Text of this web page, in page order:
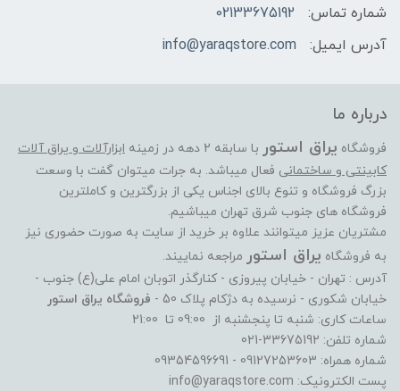
شماره تماس:
02133675192
آدرس ایمیل:
info@yaraqstore.com
درباره ما
فروشگاه یراق استور با سابقه 2 دهه در زمینه
ابزارآلات و یراق آلات
کابینتی و ساختمانی فعال میباشد. به جرات میتوان گفت با وسعت
بزرگ فروشگاه و تنوع بالای اجناس یکی از بزرگترین و کاملترین
فروشگاه های جنوب شرق تهران میباشیم.
مشتریان عزیز میتوانند علاوه بر خرید از سایت به صورت حضوری نیز
به فروشگاه یراق استور مراجعه نماییند.
آدرس : تهران - خیابان پیروزی - کنارگذر اتوبان امام علی(ع) جنوب -
خیابان شکوری - نرسیده به دژکام پلاک 50 -
فروشگاه یراق استور
ساعات کاری: شنبه تا پنجشنبه از 09:00 تا 21:00
شماره تلفن: 33675192-021
شماره همراه: 09127253603 - 09354596691
پست الکترونیک: info@yaraqstore.com